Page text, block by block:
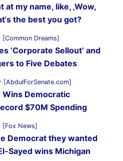
at my name, like, ‚Wow,
the best you got?
Dreams]
‘Corporate Sellout’ and
to Five Debates
Wins Democratic
$70M Spending
News]
Democrat they wanted
Sayed wins Michigan